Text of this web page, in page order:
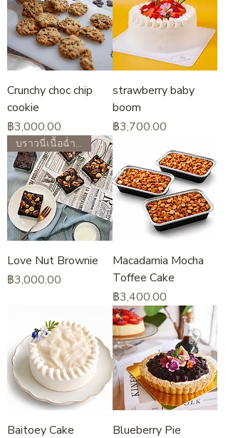
Crunchy choc chip
cookie
ราคา
฿3,000.00
strawberry baby
boom
ราคา
฿3,700.00
บราวนี่เนื้อฉ่ำฟัดจ์
Love Nut Brownie
ราคา
฿3,000.00
Macadamia Mocha
Toffee Cake
ราคา
฿3,400.00
Baitoey Cake Blueberry Pie